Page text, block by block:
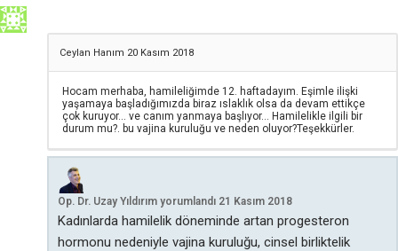
Ceylan Hanım 20 Kasım 2018
Hocam merhaba, hamileliğimde 12. haftadayım. Eşimle ilişki
yaşamaya başladığımızda biraz ıslaklık olsa da devam ettikçe
çok kuruyor… ve canım yanmaya başlıyor… Hamilelikle ilgili bir
durum mu?. bu vajina kuruluğu ve neden oluyor?Teşekkürler.
Op. Dr. Uzay Yıldırım yorumlandı 21 Kasım 2018
Kadınlarda hamilelik döneminde artan progesteron
hormonu nedeniyle vajina kuruluğu, cinsel birliktelik